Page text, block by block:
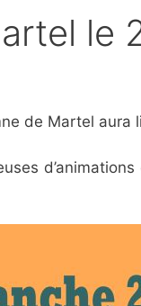
le
de Martel